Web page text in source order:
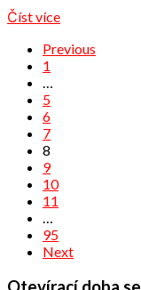
Číst více
Previous
1
…
5
6
7
8
9
10
11
…
95
Next